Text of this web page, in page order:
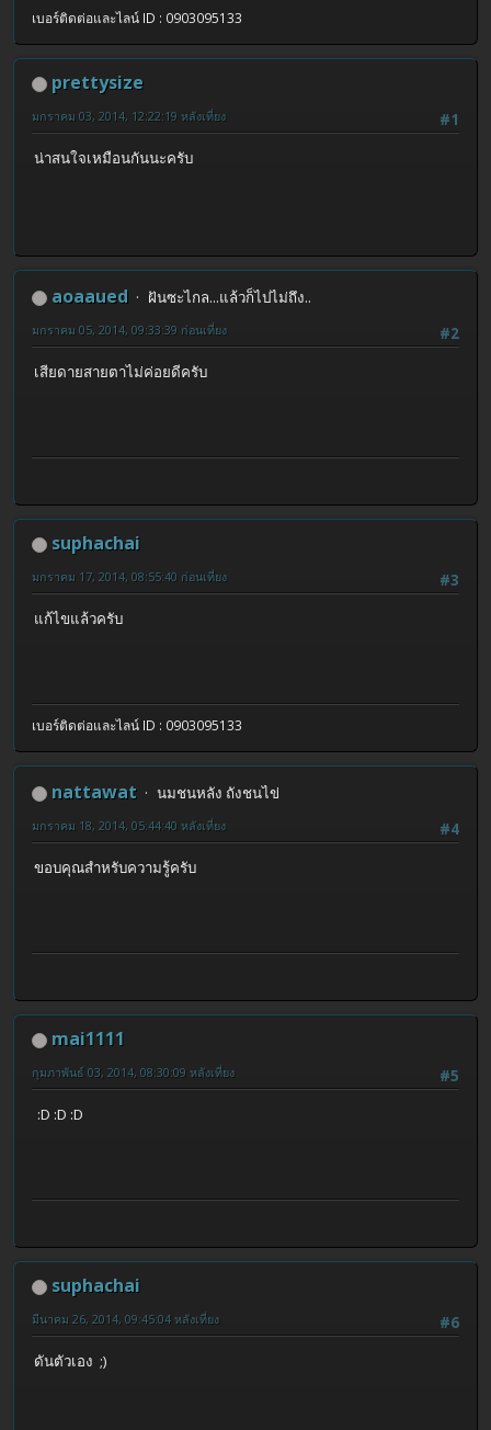
เบอร์ติดต่อและไลน์ ID : 0903095133
prettysize
#1
มกราคม 03, 2014, 12:22:19 หลังเที่ยง
น่าสนใจเหมือนกันนะครับ
aoaaued
ฝันซะไกล...แล้วก็ไปไม่ถึง..
#2
มกราคม 05, 2014, 09:33:39 ก่อนเที่ยง
เสียดายสายตาไม่ค่อยดีครับ
suphachai
#3
มกราคม 17, 2014, 08:55:40 ก่อนเที่ยง
แก้ไขแล้วครับ
เบอร์ติดต่อและไลน์ ID : 0903095133
nattawat
นมชนหลัง ถังชนไข่
#4
มกราคม 18, 2014, 05:44:40 หลังเที่ยง
ขอบคุณสำหรับความรู้ครับ
mai1111
#5
กุมภาพันธ์ 03, 2014, 08:30:09 หลังเที่ยง
:D :D :D
suphachai
#6
มีนาคม 26, 2014, 09:45:04 หลังเที่ยง
ดันตัวเอง ;)